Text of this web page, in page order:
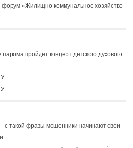
форум «Жилищно-коммунальное хозяйство
пройдет концерт детского духового
такой фразы мошенники начинают свои